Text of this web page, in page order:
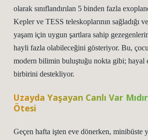
olarak sınıflandırılan 5 binden fazla
Kepler ve TESS teleskoplarının sağladığı
yaşam için uygun şartlara sahip gezegenlerin
hayli fazla olabileceğini gösteriyor. Bu,
modern bilimin buluştuğu nokta gibi; hayal
birbirini destekliyor.
Uzayda Yaşayan Canlı Var
Ötesi
Geçen hafta işten eve dönerken, minibüste